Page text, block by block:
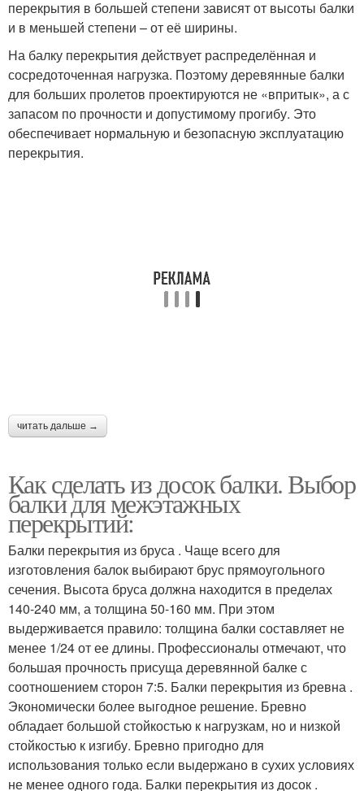
перекрытия в большей степени зависят от высоты балки
и в меньшей степени – от её ширины.
На балку перекрытия действует распределённая и
сосредоточенная нагрузка. Поэтому деревянные балки
для больших пролетов проектируются не «впритык», а с
запасом по прочности и допустимому прогибу. Это
обеспечивает нормальную и безопасную эксплуатацию
перекрытия.
читать дальше →
Как сделать из досок балки. Выбор
балки для межэтажных
перекрытий:
Балки перекрытия из бруса . Чаще всего для
изготовления балок выбирают брус прямоугольного
сечения. Высота бруса должна находится в пределах
140-240 мм, а толщина 50-160 мм. При этом
выдерживается правило: толщина балки составляет не
менее 1/24 от ее длины. Профессионалы отмечают, что
большая прочность присуща деревянной балке с
соотношением сторон 7:5. Балки перекрытия из бревна .
Экономически более выгодное решение. Бревно
обладает большой стойкостью к нагрузкам, но и низкой
стойкостью к изгибу. Бревно пригодно для
использования только если выдержано в сухих условиях
не менее одного года. Балки перекрытия из досок .